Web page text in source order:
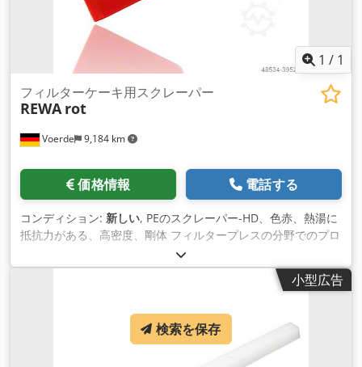
1 / 1
Voerde 9,184 km
フィルターケーキ用スクレーパー
REWA rot
価格情報 電話する
コンディション: 新しい, PEのスクレーパー-HD、色赤、熱湯に
抵抗力がある、高密度、剛体 フィルタープレスの分野でのプロ
セスエンジニアリングのために、フィルターケーキを除去する
ために。 Credpfx Ahjd Eygps Ief 長さ：410mm ハンドルの長
小型広告
検索を保存